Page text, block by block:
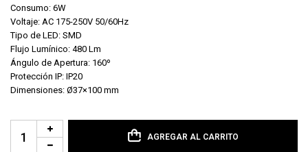
Consumo: 6W
Voltaje: AC 175-250V 50/60Hz
Tipo de LED: SMD
Flujo Lumínico: 480 Lm
Ángulo de Apertura: 160º
Protección IP: IP20
Dimensiones: Ø37×100 mm
AGREGAR AL CARRITO